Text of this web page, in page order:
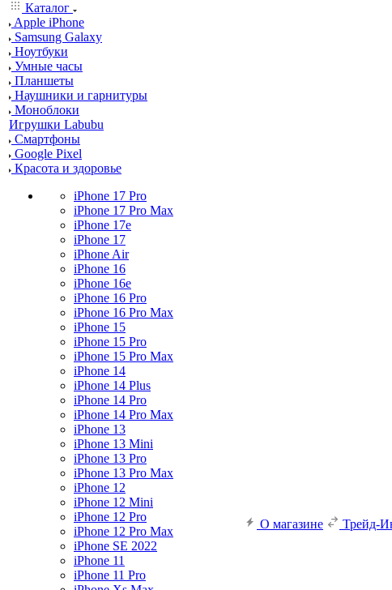
Каталог
Apple iPhone
Samsung Galaxy
Ноутбуки
Умные часы
Планшеты
Наушники и гарнитуры
Моноблоки
Игрушки Labubu
Смартфоны
Google Pixel
Красота и здоровье
iPhone 17 Pro
iPhone 17 Pro Max
iPhone 17e
iPhone 17
iPhone Air
iPhone 16
iPhone 16e
iPhone 16 Pro
iPhone 16 Pro Max
iPhone 15
iPhone 15 Pro
iPhone 15 Pro Max
iPhone 14
iPhone 14 Plus
iPhone 14 Pro
iPhone 14 Pro Max
iPhone 13
iPhone 13 Mini
iPhone 13 Pro
iPhone 13 Pro Max
iPhone 12
iPhone 12 Mini
iPhone 12 Pro
iPhone 12 Pro Max
iPhone SE 2022
iPhone 11
iPhone 11 Pro
О магазине Трейд-